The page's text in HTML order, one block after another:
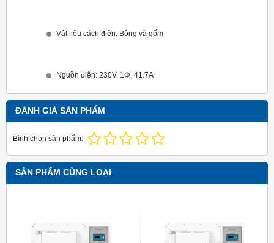
Vật liêu cách điện: Bông và gốm
Nguồn điện: 230V, 1Φ, 41.7A
ĐÁNH GIÁ SẢN PHẨM
Bình chọn sản phẩm:
SẢN PHẨM CÙNG LOẠI